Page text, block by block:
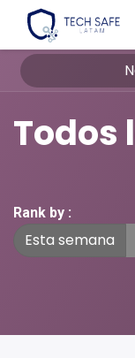
Todos
Rank by :
Esta semana